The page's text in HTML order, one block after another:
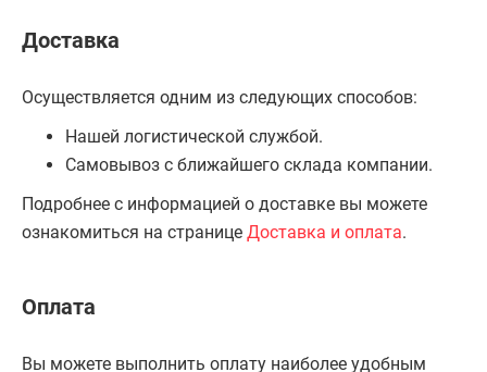
Доставка
Осуществляется одним из следующих способов:
Нашей логистической службой.
Самовывоз с ближайшего склада компании.
Подробнее с информацией о доставке вы можете
ознакомиться на странице Доставка и оплата.
Оплата
Вы можете выполнить оплату наиболее удобным